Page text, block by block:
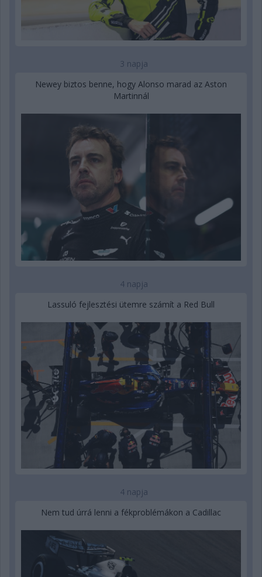
3 napja
Newey biztos benne, hogy Alonso marad az Aston
Martinnál
4 napja
Lassuló fejlesztési ütemre számít a Red Bull
4 napja
Nem tud úrrá lenni a fékproblémákon a Cadillac